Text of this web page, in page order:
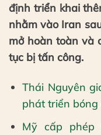
định triển khai
nhằm vào Iran
mở hoàn toàn và
tục bị tấn công.
Thái Nguyên
phát triển bóng
Mỹ cấp phép